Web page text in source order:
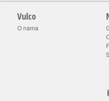
Vulco
O nama